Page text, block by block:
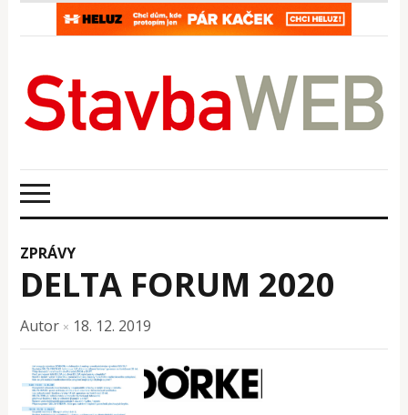
ZPRÁVY
DELTA FORUM 2020
Autor × 18. 12. 2019